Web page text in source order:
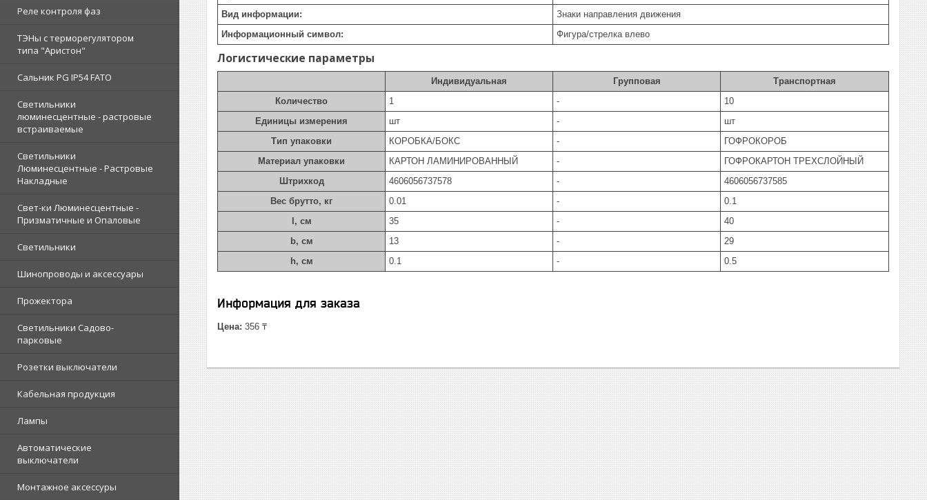
Реле контроля фаз
ТЭНы с терморегулятором
типа "Аристон"
Сальник PG IP54 FATO
Светильники
люминесцентные - растровые
встраиваемые
Светильники
Люминесцентные - Растровые
Накладные
Свет-ки Люминесцентные -
Призматичные и Опаловые
Светильники
Шинопроводы и аксессуары
Прожектора
Светильники Садово-
парковые
Розетки выключатели
Кабельная продукция
Лампы
Автоматические
выключатели
Монтажное аксессуры
Вид информации:
Знаки направления движения
Информационный символ:
Фигура/стрелка влево
Логистические параметры
Индивидуальная Групповая
Транспортная
Количество
1 -
10
Единицы измерения
шт -
шт
Тип упаковки
КОРОБКА/БОКС -
ГОФРОКОРОБ
Материал упаковки
КАРТОН ЛАМИНИРОВАННЫЙ -
ГОФРОКАРТОН ТРЕХСЛОЙНЫЙ
Штрихкод
4606056737578 -
4606056737585
Вес брутто, кг
0.01 -
0.1
l, см
35 -
40
b, см
13 -
29
h, см
0.1 - 0.5
Информация для заказа
Цена: 356 ₸